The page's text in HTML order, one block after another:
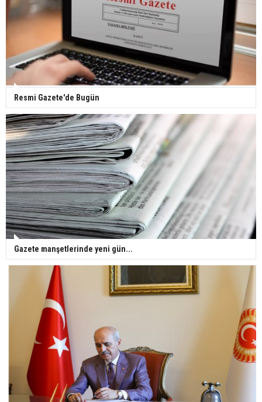
Gazze'deki Sağlık Bakanlığı duyurdu: Vahşetin
pençesinde 2 salgın vaka tespit edildi
Resmi Gazete'de Bugün
Gazete manşetlerinde yeni gün...